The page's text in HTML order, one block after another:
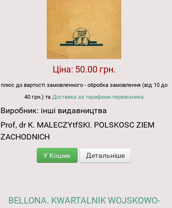
Ціна: 50.00 грн.
плюс до вартості замовленного - обробка замовлення (від 10 до
40 грн.) таДоставка за тарифами перевізника
Виробник: інші видавництва
Prof, dr К. MALECZYtfSKI. POLSKOSC ZIEM
ZACHODNICH
У Кошик Детальніше
BELLONA. KWARTALNIK WOJSKOWO-